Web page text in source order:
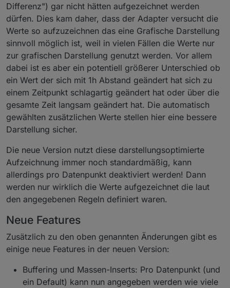
Differenz") gar nicht hätten aufgezeichnet werden
dürfen. Dies kam daher, dass der Adapter versucht die
Werte so aufzuzeichnen das eine Grafische Darstellung
sinnvoll möglich ist, weil in vielen Fällen die Werte nur
zur grafischen Darstellung genutzt werden. Vor allem
dabei ist es aber ein potentiell größerer Unterschied ob
ein Wert der sich mit 1h Abstand geändert hat sich zu
einem Zeitpunkt schlagartig geändert hat oder über die
gesamte Zeit langsam geändert hat. Die automatisch
gewählten zusätzlichen Werte stellen hier eine bessere
Darstellung sicher.
Die neue Version nutzt diese darstellungsoptimierte
Aufzeichnung immer noch standardmäßig, kann
allerdings pro Datenpunkt deaktiviert werden! Dann
werden nur wirklich die Werte aufgezeichnet die laut
den angegebenen Regeln definiert waren.
Neue Features
Zusätzlich zu den oben genannten Änderungen gibt es
einige neue Features in der neuen Version:
Buffering und Massen-Inserts: Pro Datenpunkt (und
ein Default) kann nun angegeben werden wie viele